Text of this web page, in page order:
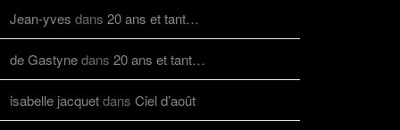
Jean-yves dans 20 ans et tant…
de Gastynedans 20 ans et tant…
isabelle jacquetdans Ciel d’août